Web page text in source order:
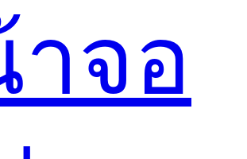
จอ